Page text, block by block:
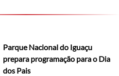
Parque Nacional do Iguaçu
prepara programação para o Dia
dos Pais